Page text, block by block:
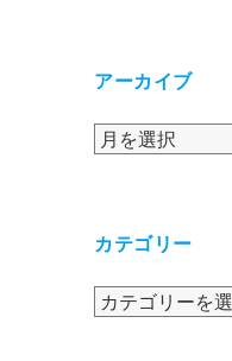
アーカイブ
ア
ブ
カテゴリー
カ